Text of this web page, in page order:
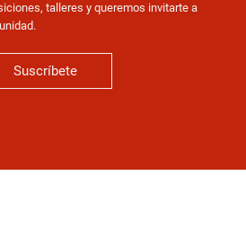
talleres y queremos invitarte a
Suscríbete